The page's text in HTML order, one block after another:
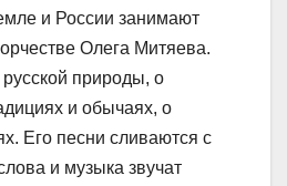
и России занимают
Олега Митяева.
природы, о
и обычаях, о
Его песни сливаются с
и музыка звучат